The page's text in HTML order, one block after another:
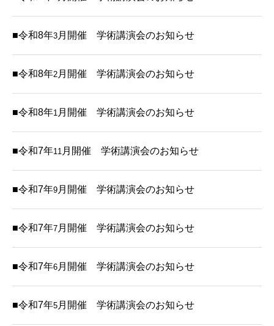
■令和8年3月開催 学術講演会のお知らせ
■令和8年2月開催 学術講演会のお知らせ
■令和8年1月開催 学術講演会のお知らせ
■令和7年11月開催 学術講演会のお知らせ
■令和7年9月開催 学術講演会のお知らせ
■令和7年7月開催 学術講演会のお知らせ
■令和7年6月開催 学術講演会のお知らせ
■令和7年5月開催 学術講演会のお知らせ